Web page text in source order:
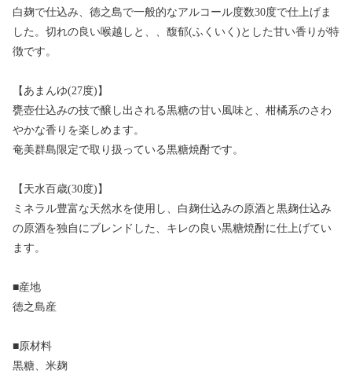
白麹で仕込み、徳之島で一般的なアルコール度数30度で仕上げま
した。切れの良い喉越しと、、馥郁(ふくいく)とした甘い香りが特
徴です。
【あまんゆ(27度)】
甕壺仕込みの技で醸し出される黒糖の甘い風味と、柑橘系のさわ
やかな香りを楽しめます。
奄美群島限定で取り扱っている黒糖焼酎です。
【天水百歳(30度)】
ミネラル豊富な天然水を使用し、白麹仕込みの原酒と黒麹仕込み
の原酒を独自にブレンドした、キレの良い黒糖焼酎に仕上げてい
ます。
■産地
徳之島産
■原材料
黒糖、米麹